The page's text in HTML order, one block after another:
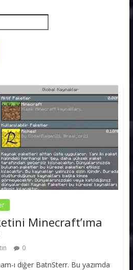
Minecraft’ıma
0
ı diğer BatnSterr. Bu yazımda